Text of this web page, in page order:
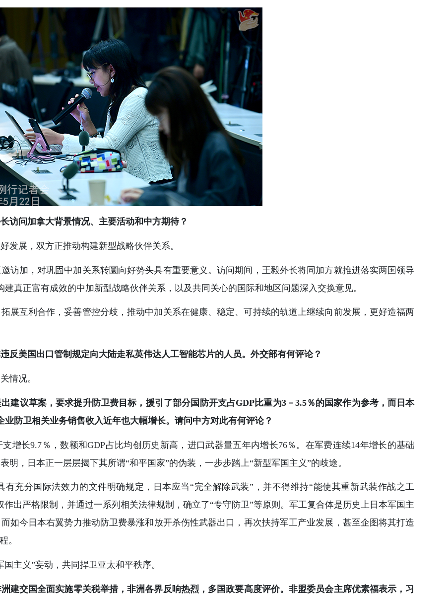
访问加拿大背景情况、主要活动和中方期待？
发展，双方正推动构建新型战略伙伴关系。
访加，对巩固中加关系转圜向好势头具有重要意义。访问期间，王毅外长将同加方就推进落实两国领导
真正富有成效的中加新型战略伙伴关系，以及共同关心的国际和地区问题深入交换意见。
展互利合作，妥善管控分歧，推动中加关系在健康、稳定、可持续的轨道上继续向前发展，更好造福两
反美国出口管制规定向大陆走私英伟达人工智能芯片的人员。外交部有何评论？
情况。
建议草案，要求提升防卫费目标，援引了部分国防开支占GDP比重为3－3.5％的国家作为参考，而日本
防卫相关业务销售收入近年也大幅增长。请问中方对此有何评论？
增长9.7％，数额和GDP占比均创历史新高，进口武器量五年内增长76％。在军费连续14年增长的基础
明，日本正一层层揭下其所谓“和平国家”的伪装，一步步踏上“新型军国主义”的歧途。
有充分国际法效力的文件明确规定，日本应当“完全解除武装”，并不得维持“能使其重新武装作战之工
出严格限制，并通过一系列相关法律规制，确立了“专守防卫”等原则。军工复合体是历史上日本军国主
如今日本右翼势力推动防卫费暴涨和放开杀伤性武器出口，再次扶持军工产业发展，甚至企图将其打造
。
主义”妄动，共同捍卫亚太和平秩序。
建交国全面实施零关税举措，非洲各界反响热烈，多国政要高度评价。非盟委员会主席优素福表示，习